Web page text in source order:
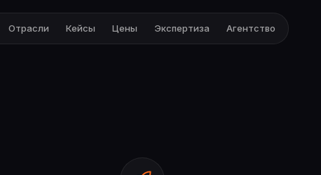
Отрасли Кейсы Цены Экспертиза Агентство